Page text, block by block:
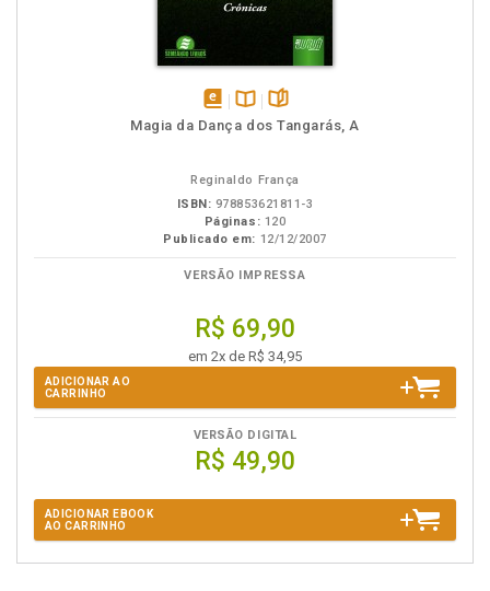
disponívelDisponível
páginas
Magia da Dança dos Tangarás, A
Reginaldo França
ISBN: 978853621811-3
Páginas: 120
Publicado em: 12/12/2007
VERSÃO IMPRESSA
R$ 69,90
em 2x de R$ 34,95
ADICIONAR AO
CARRINHO
VERSÃO DIGITAL
R$ 49,90
ADICIONAR EBOOK
AO CARRINHO